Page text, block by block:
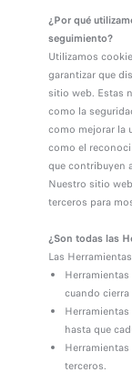
¿Por qué
seguimiento?
Utilizamos
garantizar que
sitio web. Estas
como la
como mejorar la
como el
que contribuyen
Nuestro sitio
terceros para
¿Son todas las
Las
cuando cierra
hasta que
terceros.